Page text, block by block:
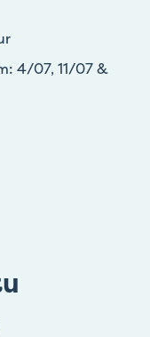
4/07, 11/07 &